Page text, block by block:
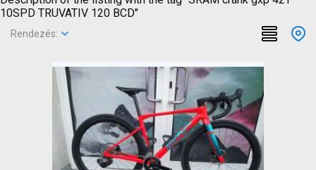
10SPD TRUVATIV 120 BCD"
Rendezés: